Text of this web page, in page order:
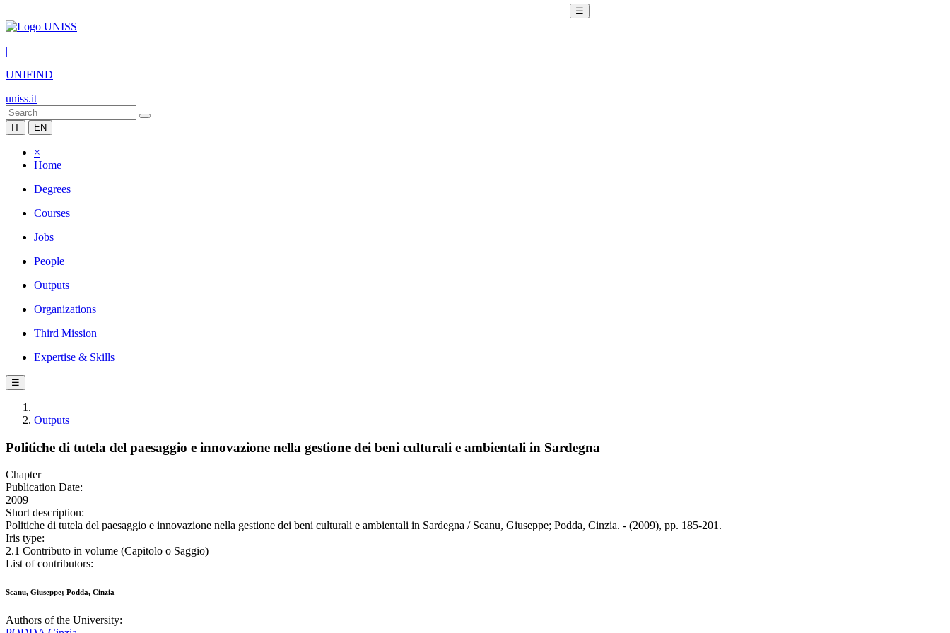
☰
|
UNIFIND
uniss.it
IT EN
×
Home
Degrees
Courses
Jobs
People
Outputs
Organizations
Third Mission
Expertise & Skills
☰
Outputs
Politiche di tutela del paesaggio e innovazione nella gestione dei beni culturali e ambientali in Sardegna
Chapter
Publication Date:
2009
Short description:
Politiche di tutela del paesaggio e innovazione nella gestione dei beni culturali e ambientali in Sardegna / Scanu, Giuseppe; Podda, Cinzia. - (2009), pp. 185-201.
Iris type:
2.1 Contributo in volume (Capitolo o Saggio)
List of contributors:
Scanu, Giuseppe; Podda, Cinzia
Authors of the University: